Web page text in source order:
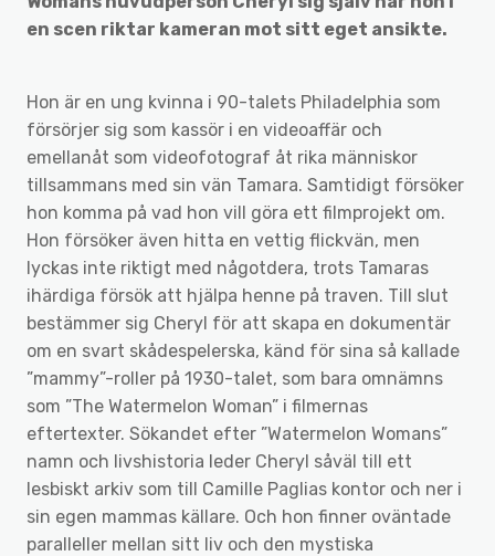
en scen riktar kameran mot sitt eget ansikte.
Hon är en ung kvinna i 90-talets Philadelphia som
försörjer sig som kassör i en videoaffär och
emellanåt som videofotograf åt rika människor
tillsammans med sin vän Tamara. Samtidigt försöker
hon komma på vad hon vill göra ett filmprojekt om.
Hon försöker även hitta en vettig flickvän, men
lyckas inte riktigt med någotdera, trots Tamaras
ihärdiga försök att hjälpa henne på traven. Till slut
bestämmer sig Cheryl för att skapa en dokumentär
om en svart skådespelerska, känd för sina så kallade
”mammy”-roller på 1930-talet, som bara omnämns
som ”The Watermelon Woman” i filmernas
eftertexter. Sökandet efter ”Watermelon Womans”
namn och livshistoria leder Cheryl såväl till ett
lesbiskt arkiv som till Camille Paglias kontor och ner i
sin egen mammas källare. Och hon finner oväntade
paralleller mellan sitt liv och den mystiska